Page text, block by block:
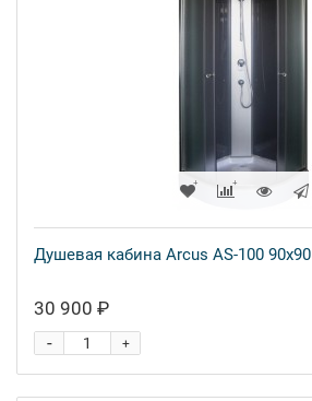
Душевая кабина Arcus AS-100 90x90
30 900 ₽
+
-